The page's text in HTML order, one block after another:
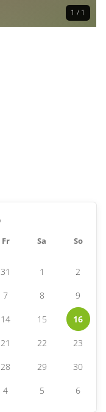
1 / 1
Fr Sa So
31 1 2
7 8 9
14 15 16
21 22 23
28 29 30
4 5 6